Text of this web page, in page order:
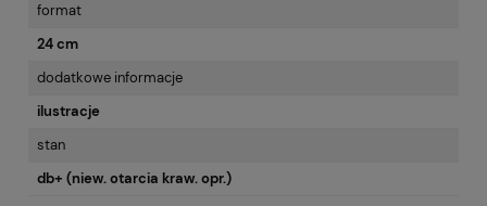
format
24 cm
dodatkowe informacje
ilustracje
stan
db+ (niew. otarcia kraw. opr.)